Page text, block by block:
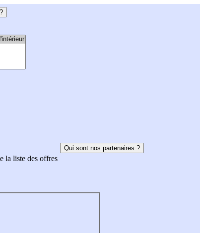
la liste des offres
Qui sont nos partenaires ?